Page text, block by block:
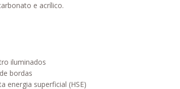
e acrílico.
iluminados
bordas
energia superficial (HSE)